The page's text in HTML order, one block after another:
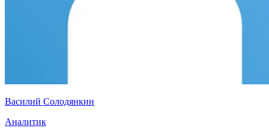
Василий Солодянкин
Аналитик